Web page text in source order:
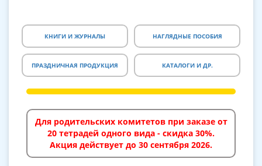
КНИГИ И ЖУРНАЛЫ НАГЛЯДНЫЕ ПОСОБИЯ
ПРАЗДНИЧНАЯ ПРОДУКЦИЯ КАТАЛОГИ И ДР.
Для родительских комитетов при заказе от
20 тетрадей одного вида - скидка 30%.
Акция действует до 30 сентября 2026.